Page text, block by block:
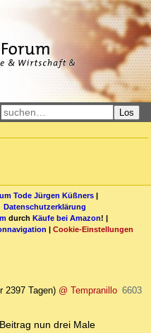
Los
Tode Jürgen Küßners |
Datenschutzerklärung
durch Käufe bei Amazon! |
| Cookie-Einstellungen
2397 Tagen) @ Tempranillo 6603
nun drei Male